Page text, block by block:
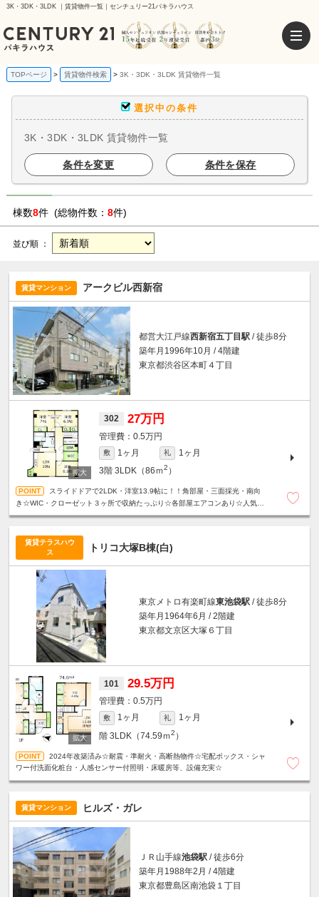
3K・3DK・3LDK ｜賃貸物件一覧｜センチュリー21パキラハウス
TOPページ 賃貸物件検索 3K・3DK・3LDK 賃貸物件一覧
選択中の条件
3K・3DK・3LDK 賃貸物件一覧
条件を変更 条件を保存
棟数8件 (総物件数： 8件)
並び順 ：
賃貸マンション アークビル西新宿
都営大江戸線西新宿五丁目駅 / 徒歩8分
築年月1996年10月 / 4階建
東京都渋谷区本町４丁目
302 27万円
0.5万円
敷 1ヶ月 礼
1ヶ月
3階 3LDK（86ｍ2 ）
スライドドアで2LDK・洋室13.9帖に！！角部屋・三面採光・南向
き☆WIC・クローゼット３ヶ所で収納たっぷり☆各部屋エアコンあり☆人気の
賃貸テラスハウ
ス
トリコ大塚B棟(白)
東京メトロ有楽町線東池袋駅 / 徒歩8分
築年月1964年6月 / 2階建
東京都文京区大塚６丁目
101 29.5万円
0.5万円
敷 1ヶ月 礼
1ヶ月
階 3LDK（74.59ｍ2 ）
2024年改築済み☆耐震・準耐火・高断熱物件☆宅配ボックス・シャ
ワー付洗面化粧台・人感センサー付照明・床暖房等、設備充実☆
賃貸マンション ヒルズ・ガレ
ＪＲ山手線池袋駅 / 徒歩6分
築年月1988年2月 / 4階建
東京都豊島区南池袋１丁目